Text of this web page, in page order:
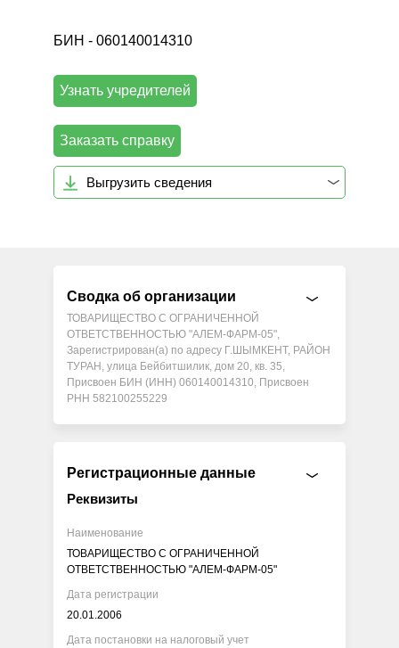
БИН - 060140014310
Узнать учредителей
Заказать справку
Выгрузить сведения
Сводка об организации
ТОВАРИЩЕСТВО С ОГРАНИЧЕННОЙ
ОТВЕТСТВЕННОСТЬЮ "АЛЕМ-ФАРМ-05",
Зарегистрирован(а) по адресу Г.ШЫМКЕНТ, РАЙОН
ТУРАН, улица Бейбитшилик, дом 20, кв. 35,
Присвоен БИН (ИНН) 060140014310, Присвоен
РНН 582100255229
Регистрационные данные
Реквизиты
Наименование
ТОВАРИЩЕСТВО С ОГРАНИЧЕННОЙ
ОТВЕТСТВЕННОСТЬЮ "АЛЕМ-ФАРМ-05"
Дата регистрации
20.01.2006
Дата постановки на налоговый учет